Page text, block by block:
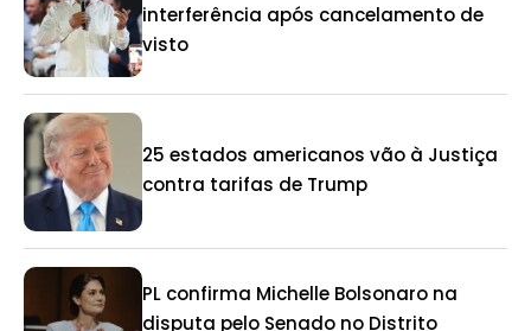
interferência após cancelamento de
visto
25 estados americanos vão à Justiça
contra tarifas de Trump
PL confirma Michelle Bolsonaro na
disputa pelo Senado no Distrito